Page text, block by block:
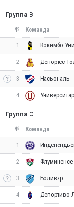
Группа B
№ Команда
1 Кокимбо
2 Депортес
3 Насьональ
4
Группа C
№ Команда
1
2 Флуминенсе
3 Боливар
4 Депортиво